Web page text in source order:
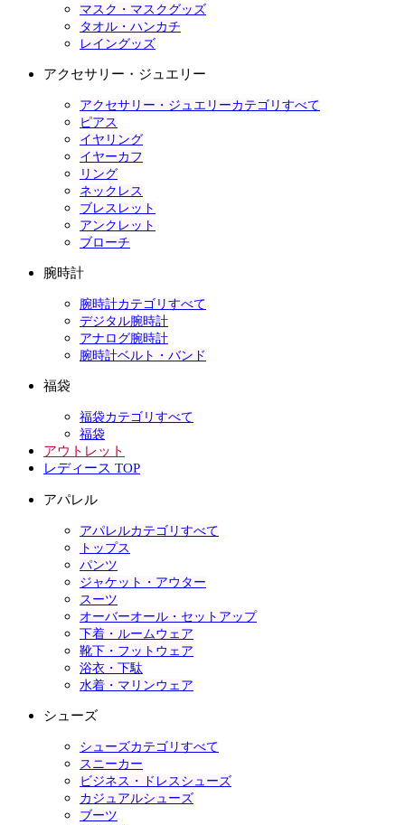
マスク・マスクグッズ
タオル・ハンカチ
レイングッズ
アクセサリー・ジュエリー
アクセサリー・ジュエリーカテゴリすべて
ピアス
イヤリング
イヤーカフ
リング
ネックレス
ブレスレット
アンクレット
ブローチ
腕時計
腕時計カテゴリすべて
デジタル腕時計
アナログ腕時計
腕時計ベルト・バンド
福袋
福袋カテゴリすべて
福袋
アウトレット
レディース TOP
アパレル
アパレルカテゴリすべて
トップス
パンツ
ジャケット・アウター
スーツ
オーバーオール・セットアップ
下着・ルームウェア
靴下・フットウェア
浴衣・下駄
水着・マリンウェア
シューズ
シューズカテゴリすべて
スニーカー
ビジネス・ドレスシューズ
カジュアルシューズ
ブーツ